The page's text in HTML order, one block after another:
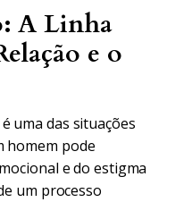
A Linha
e o
uma das situações
homem pode
e do estigma
um processo